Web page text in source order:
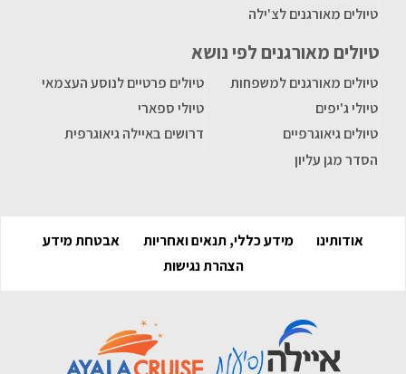
טיולים מאורגנים לצ'ילה
טיולים מאורגנים לפי נושא
טיולים מאורגנים למשפחות
טיולים פרטיים לנוסע העצמאי
טיולי ג'יפים
טיולי ספארי
טיולים גיאוגרפיים
דרושים באיילה גיאוגרפית
הסדר מגן עליון
אודותינו מידע כללי, תנאים ואחריות
אבטחת מידע
הצהרת נגישות